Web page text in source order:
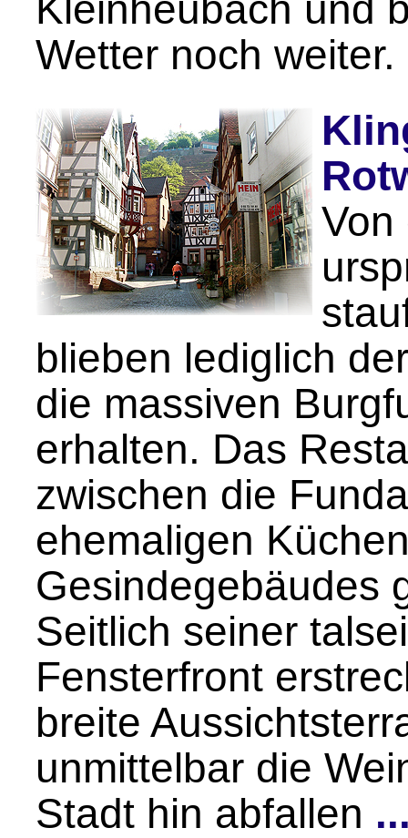
Wetter noch
Von
blieben lediglich
die massiven
erhalten. Das
zwischen die
ehemaligen
Gesindegebäudes
Seitlich seiner
Fensterfront
breite
unmittelbar die
Stadt hin abfallen